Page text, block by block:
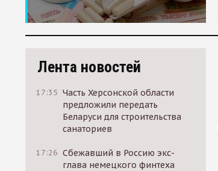
Лента новостей
17:35 Часть Херсонской области
предложили передать
Беларуси для строительства
санаториев
17:26 Сбежавший в Россию экс-
глава немецкого финтеха